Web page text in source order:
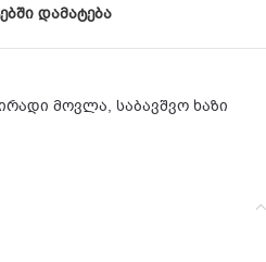
დამატება
მოვლა, საბავშვო ხაზი